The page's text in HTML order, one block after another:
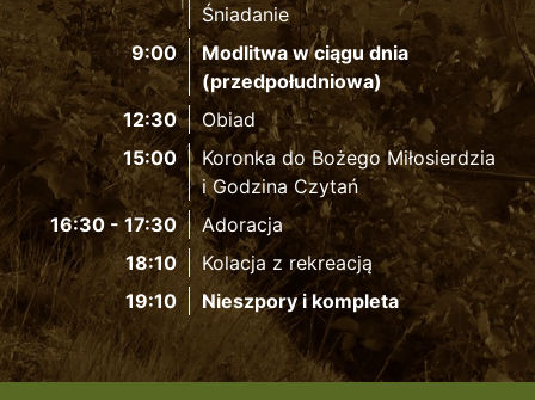
Śniadanie
9:00
Modlitwa w ciągu dnia
(przedpołudniowa)
12:30
Obiad
15:00
Koronka do Bożego Miłosierdzia
i Godzina Czytań
16:30 - 17:30
Adoracja
18:10
Kolacja z rekreacją
19:10
Nieszpory i kompleta